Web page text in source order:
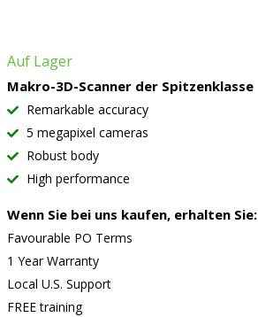
Auf Lager
Makro-3D-Scanner der Spitzenklasse
Remarkable accuracy
5 megapixel cameras
Robust body
High performance
Wenn Sie bei uns kaufen, erhalten Sie:
Favourable PO Terms
1 Year Warranty
Local U.S. Support
FREE training